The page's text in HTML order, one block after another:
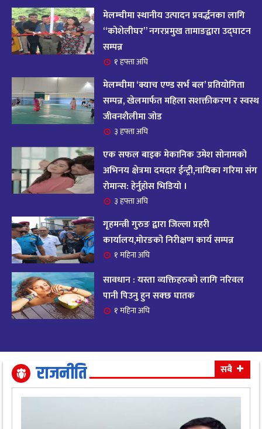
१४ आज २०८२ साल भदौ १६ गते सोमबारको राशिफल
११ महिना अघि
१५
आजको राशिफल : २०८२ भदौ १२ गते बिहीवार, २८
अगस्ट २०२५
११ महिना अघि
१६ आजको राशिफल – २०८२ साल भाद्र १० गते, मंगलबार
१७ आजको राशिफल – २०८२ साल भाद्र १० गते, मंगलबार
११ महिना अघि
१८
आजको राशिफल : आइतवार, ८ भदौ २०८२ (२४ अगस्ट
२०२५)
११ महिना अघि
१९ आजको राशिफल २०८२ भदाै ४ गते, बुधवार
११ महिना अघि
धैर्यले सफलता मिल्नेछ
११ महिना अघि
मेलम्चीमा स्थानीय उत्पादन प्रवर्द्धनका लागि
“कोशेलीघर” नगरप्रमुख तामाङद्वारा उद्घाटन
सम्पन्न
१ हफ्ता अघि
मेलम्चीमा ‘क्याच एण्ड सर्भ बल’ प्रतियोगिता
सम्पन्न, खेलमार्फत महिला सशक्तीकरण र स्वस्थ
जीवनशैलीमा जोड
३ हफ्ता अघि
एक सफल बाइक मेकानिक उमेश सोनामको
अभिनय क्षेत्रमा दमदार ईन्ट्री,नायिका गरिमा संग
रोमान्स: हेर्नुहोस भिडियो ।
३ हफ्ता अघि
गृहमन्त्री गुरुङ द्वारा जिल्ला प्रहरी
कार्यालय,मोरङको निरीक्षण कार्य सम्पन्न
१ महिना अघि
सावधान : यस्ता व्यक्तिहरुको लागि नरिवल
पानी पिउनु हुन सक्छ घातक
१ महिना अघि
राजनीति सबै